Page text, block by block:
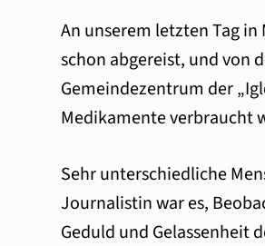
An unserem letzten Tag
schon abgereist, und von
Gemeindezentrum der
Medikamente verbraucht
Sehr unterschiedliche
Journalistin war es,
Geduld und Gelassenheit